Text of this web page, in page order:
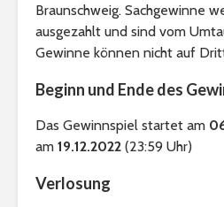
Braunschweig. Sachgewinne
ausgezahlt und sind vom
Gewinne können nicht auf
Beginn und Ende des
Das Gewinnspiel startet am
am 19.12.2022 (23:59 Uhr)
Verlosung